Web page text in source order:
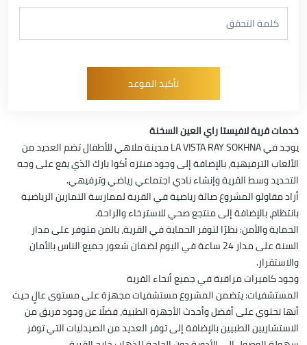
خدمات قرية لافيستا راي العين السخنة
يوجد في LA VISTA RAY SOKHNA مدينة ملاهي للأطفال تضم العديد من
الألعاب الترفيهية، بالإضافة إلى وجود منتزه أكوا بارك الذي يقع على وجه
التحديد وسط القرية وإنشاء نادي اجتماعي رياضي وترفيهي.
أراد مقاولو المشروع صالة رياضية في القرية لممارسة التمارين الرياضية
بانتظام، بالإضافة إلى منتجع صحي للاسترخاء والراحة.
الحماية والأمن: نظرًا لتوفر الحماية في القرية، بالمن متوفر على مدار
السنة على مدار 24 ساعة في اليوم لضمان شعور جميع الناس بالأمان
والاستقرار.
وجود كاميرات مراقبة في جميع أنحاء القرية
المستشفيات: يتضمن المشروع مستشفيات مجهزة على مستوى عالٍ حيث
أنها تحتوي على أفضل وأحدث الأجهزة الطبية، فضلًا عن وجود فريق من
الاستشاريين الطبيين بالإضافة إلى توفر العديد من الصيدليات التي توفر